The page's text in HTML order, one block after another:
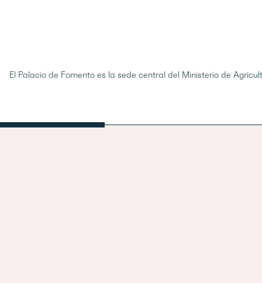
El Palacio de Fomento es la sede central del Ministerio de